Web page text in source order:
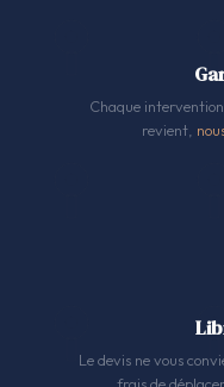
Chaque
revient,
Le devis ne vous